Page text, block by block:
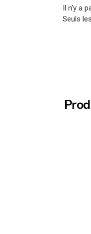
Il n’y a
Seuls